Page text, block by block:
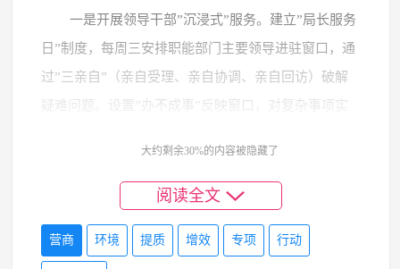
一是开展领导干部”沉浸式”服务。建立”局长服务
日”制度，每周三安排职能部门主要领导进驻窗口，通
过”三亲自”（亲自受理、亲自协调、亲自回访）破解
疑难问题。设置”办不成事”反映窗口，对复杂事项实
缩至x天；市场监管局局长带队走访餐饮商户，将食品
二是建立服务质效闭环管理机制。构建”办件回访
大约剩余30%的内容被隐藏了
阅读全文
营商 环境 提质 增效 专项 行动